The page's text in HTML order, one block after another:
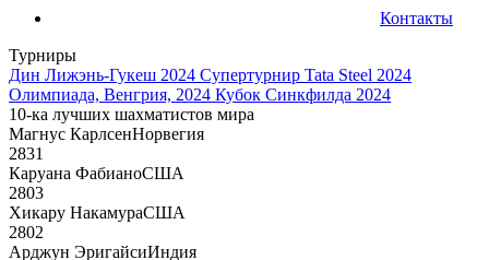
Контакты
Турниры
Дин Лижэнь-Гукеш 2024 Супертурнир Tata Steel 2024
Олимпиада, Венгрия, 2024 Кубок Синкфилда 2024
10-ка лучших шахматистов мира
Магнус КарлсенНорвегия
2831
Каруана ФабианоСША
2803
Хикару НакамураСША
2802
Арджун ЭригайсиИндия